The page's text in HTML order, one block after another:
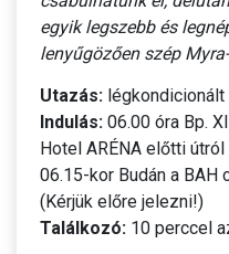
egyik legszebb és
lenyűgözően szép
Utazás:
Indulás: 06.00 óra Bp.
Hotel ARÉNA előtti útról
06.15-kor Budán a BAH
(Kérjük előre jelezni!)
Találkozó: 10 perccel